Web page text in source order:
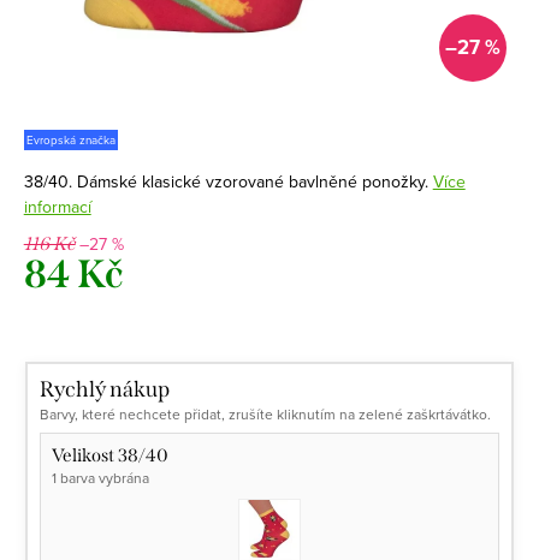
–27 %
Evropská značka
38/40. Dámské klasické vzorované bavlněné ponožky. Více
informací
116 Kč–27 %
84 Kč
Rychlý nákup
Barvy, které nechcete přidat, zrušíte kliknutím na zelené zaškrtávátko.
Velikost 38/40
1 barva vybrána